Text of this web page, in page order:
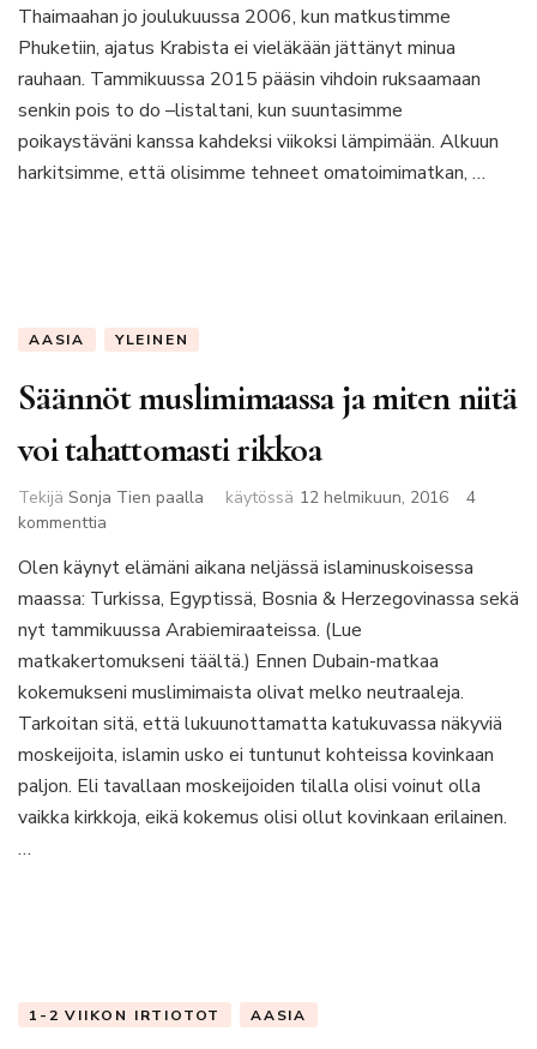
Lantalla
Thaimaahan jo joulukuussa 2006, kun matkustimme
Phuketiin, ajatus Krabista ei vieläkään jättänyt minua
rauhaan. Tammikuussa 2015 pääsin vihdoin ruksaamaan
senkin pois to do –listaltani, kun suuntasimme
poikaystäväni kanssa kahdeksi viikoksi lämpimään. Alkuun
harkitsimme, että olisimme tehneet omatoimimatkan, …
AASIA YLEINEN
Säännöt muslimimaassa ja miten niitä
voi tahattomasti rikkoa
Tekijä Sonja Tien paalla käytössä 12 helmikuun, 2016
4
kommenttia
muslimimaassa
ja
miten
voi
tahattomasti
rikkoa
Olen käynyt elämäni aikana neljässä islaminuskoisessa
maassa: Turkissa, Egyptissä, Bosnia & Herzegovinassa sekä
nyt tammikuussa Arabiemiraateissa. (Lue
matkakertomukseni täältä.) Ennen Dubain-matkaa
kokemukseni muslimimaista olivat melko neutraaleja.
Tarkoitan sitä, että lukuunottamatta katukuvassa näkyviä
moskeijoita, islamin usko ei tuntunut kohteissa kovinkaan
paljon. Eli tavallaan moskeijoiden tilalla olisi voinut olla
vaikka kirkkoja, eikä kokemus olisi ollut kovinkaan erilainen.
…
1-2 VIIKON IRTIOTOT AASIA